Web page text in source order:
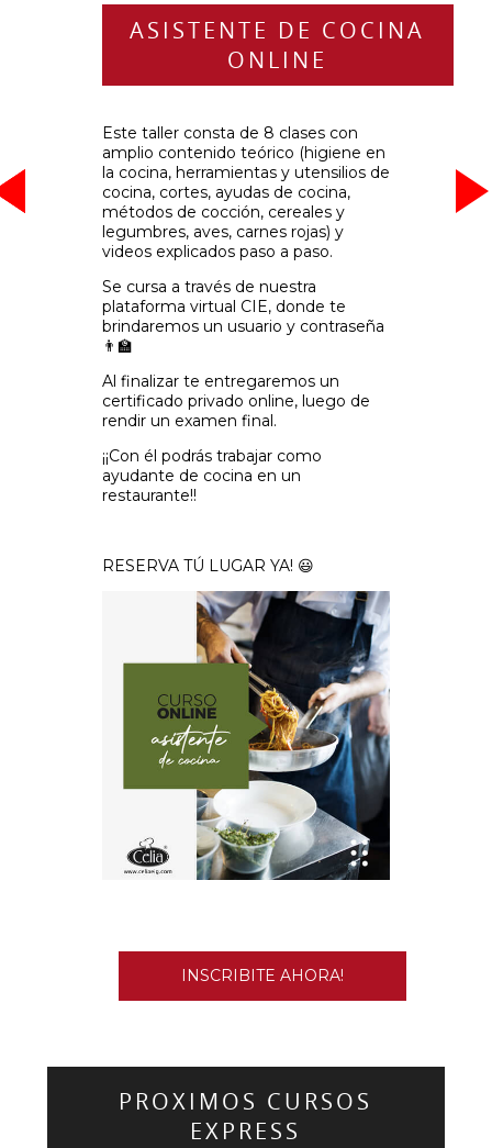
ASISTENTE DE COCINA
ONLINE
Este taller consta de 8 clases con
amplio contenido teórico (higiene en
la cocina, herramientas y utensilios de
cocina, cortes, ayudas de cocina,
métodos de cocción, cereales y
legumbres, aves, carnes rojas) y
videos explicados paso a paso.
Se cursa a través de nuestra
plataforma virtual CIE, donde te
brindaremos un usuario y contraseña
👨‍🏫
Al finalizar te entregaremos un
certificado privado online, luego de
rendir un examen final.
¡¡Con él podrás trabajar como
ayudante de cocina en un
restaurante!!
RESERVA TÚ LUGAR YA! 😃
INSCRIBITE AHORA!
PROXIMOS CURSOS
EXPRESS